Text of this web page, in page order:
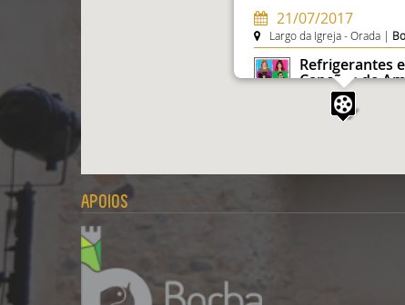
21/07/2017
Largo da Igreja - Orada |
Refrigerantes e
Canções de
LUÍS GALVÃO TELES
Género: Comédia
Apoios